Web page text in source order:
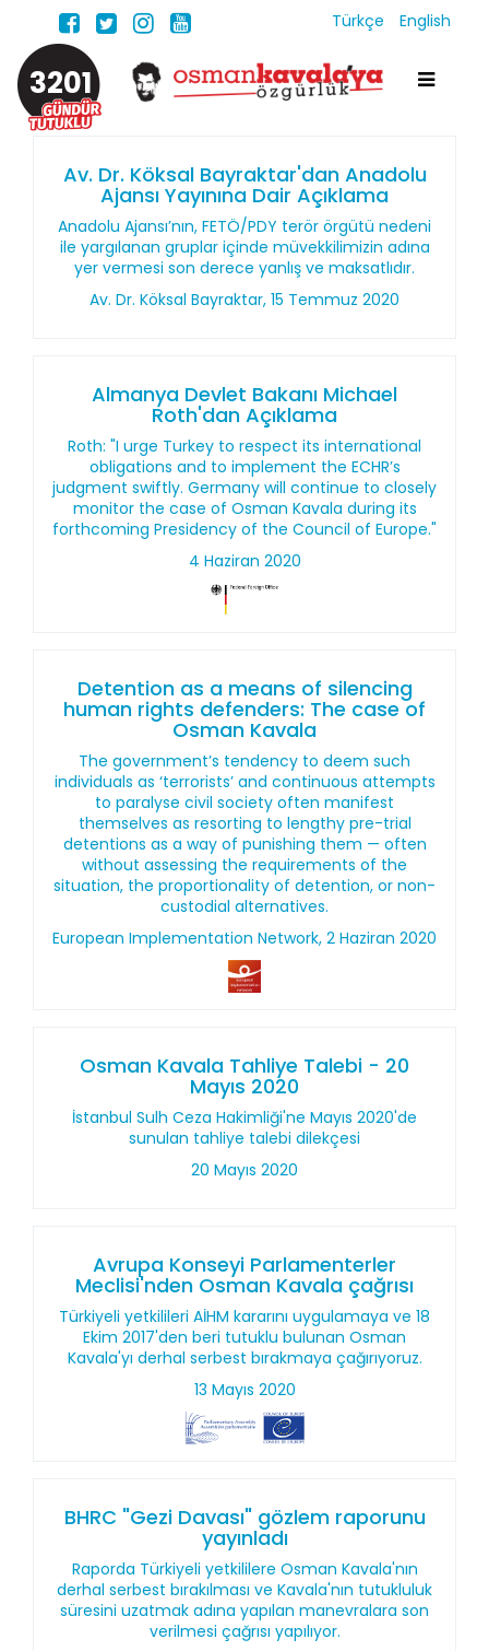
Türkçe English
3201
Av. Dr. Köksal Bayraktar'dan Anadolu
Ajansı Yayınına Dair Açıklama
Anadolu Ajansı’nın, FETÖ/PDY terör örgütü nedeni
ile yargılanan gruplar içinde müvekkilimizin adına
yer vermesi son derece yanlış ve maksatlıdır.
Av. Dr. Köksal Bayraktar, 15 Temmuz 2020
Almanya Devlet Bakanı Michael
Roth'dan Açıklama
Roth: "I urge Turkey to respect its international
obligations and to implement the ECHR’s
judgment swiftly. Germany will continue to closely
monitor the case of Osman Kavala during its
forthcoming Presidency of the Council of Europe."
4 Haziran 2020
Detention as a means of silencing
human rights defenders: The case of
Osman Kavala
The government’s tendency to deem such
individuals as ‘terrorists’ and continuous attempts
to paralyse civil society often manifest
themselves as resorting to lengthy pre-trial
detentions as a way of punishing them — often
without assessing the requirements of the
situation, the proportionality of detention, or non-
custodial alternatives.
European Implementation Network, 2 Haziran 2020
Osman Kavala Tahliye Talebi - 20
Mayıs 2020
İstanbul Sulh Ceza Hakimliği'ne Mayıs 2020'de
sunulan tahliye talebi dilekçesi
20 Mayıs 2020
Avrupa Konseyi Parlamenterler
Meclisi'nden Osman Kavala çağrısı
Türkiyeli yetkilileri AİHM kararını uygulamaya ve 18
Ekim 2017'den beri tutuklu bulunan Osman
Kavala'yı derhal serbest bırakmaya çağırıyoruz.
13 Mayıs 2020
BHRC "Gezi Davası" gözlem raporunu
yayınladı
Raporda Türkiyeli yetkililere Osman Kavala'nın
derhal serbest bırakılması ve Kavala'nın tutukluluk
süresini uzatmak adına yapılan manevralara son
verilmesi çağrısı yapılıyor.